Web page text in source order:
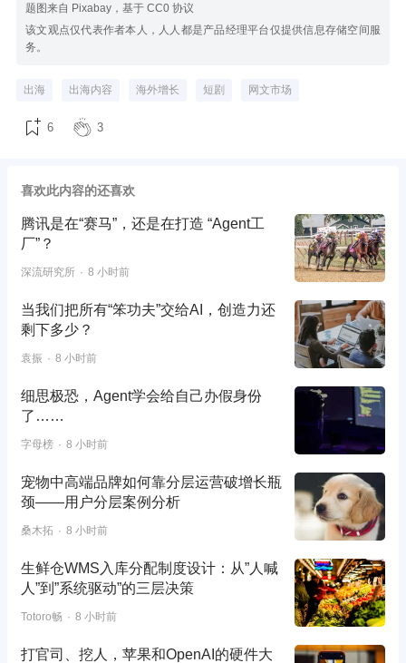
题图来自 Pixabay，基于 CC0 协议
该文观点仅代表作者本人，人人都是产品经理平台仅提供信息存储空间服
务。
出海 出海内容 海外增长 短剧 网文市场
6 3
喜欢此内容的还喜欢
腾讯是在“赛马”，还是在打造 “Agent工
厂”？
深流研究所 8 小时前
当我们把所有“笨功夫”交给AI，创造力还
剩下多少？
袁振 8 小时前
细思极恐，Agent学会给自己办假身份
了……
字母榜 8 小时前
宠物中高端品牌如何靠分层运营破增长瓶
颈——用户分层案例分析
桑木拓 8 小时前
生鲜仓WMS入库分配制度设计：从”人喊
人”到”系统驱动”的三层决策
Totoro畅 8 小时前
打官司、挖人，苹果和OpenAI的硬件大